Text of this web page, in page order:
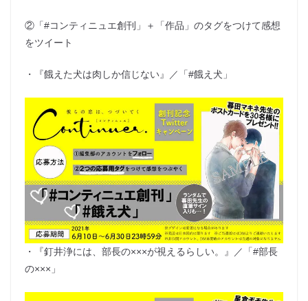
②「#コンティニュエ創刊」＋「作品」のタグをつけて感想
をツイート
・『餓えた犬は肉しか信じない』／「#餓え犬」
・『釘井浄には、部長の×××が視えるらしい。』／「#部長
の×××」